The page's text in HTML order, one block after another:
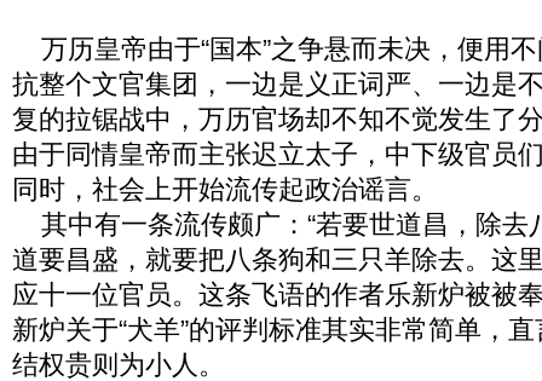
万历皇帝由于“国本”之争悬而未决，便用
抗整个文官集团，一边是义正词严、一边是
复的拉锯战中，万历官场却不知不觉发生了
由于同情皇帝而主张迟立太子，中下级官员
同时，社会上开始流传起政治谣言。
其中有一条流传颇广：“若要世道昌，除去
道要昌盛，就要把八条狗和三只羊除去。这里
应十一位官员。这条飞语的作者乐新炉被被
新炉关于“犬羊”的评判标准其实非常简单，
结权贵则为小人。